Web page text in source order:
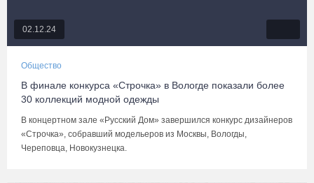
02.12.24
Общество
В финале конкурса «Строчка» в Вологде показали более
30 коллекций модной одежды
В концертном зале «Русский Дом» завершился конкурс дизайнеров
«Строчка», собравший модельеров из Москвы, Вологды,
Череповца, Новокузнецка.